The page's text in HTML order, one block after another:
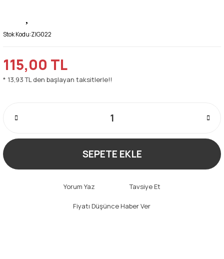
Stok Kodu:ZIG022
115,00 TL
* 13,93 TL den başlayan taksitlerle!!
SEPETE EKLE
Yorum Yaz Tavsiye Et
Fiyatı Düşünce Haber Ver